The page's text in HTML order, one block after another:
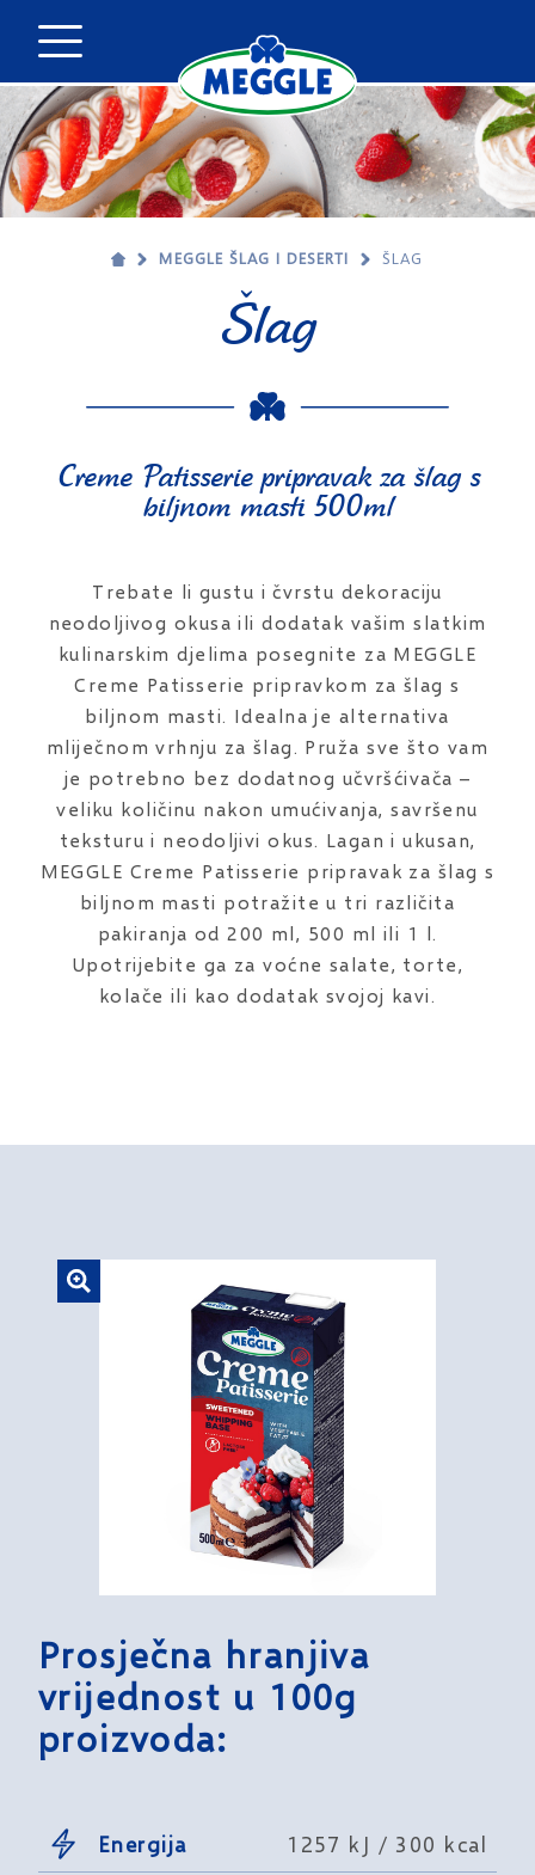
MEGGLE ŠLAG I DESERTI ŠLAG
Šlag
Creme Patisserie pripravak za šlag s
biljnom masti 500ml
Trebate li gustu i čvrstu dekoraciju
neodoljivog okusa ili dodatak vašim slatkim
kulinarskim djelima posegnite za MEGGLE
Creme Patisserie pripravkom za šlag s
biljnom masti. Idealna je alternativa
mliječnom vrhnju za šlag. Pruža sve što vam
je potrebno bez dodatnog učvršćivača –
veliku količinu nakon umućivanja, savršenu
teksturu i neodoljivi okus. Lagan i ukusan,
MEGGLE Creme Patisserie pripravak za šlag s
biljnom masti potražite u tri različita
pakiranja od 200 ml, 500 ml ili 1 l.
Upotrijebite ga za voćne salate, torte,
kolače ili kao dodatak svojoj kavi.
Prosječna hranjiva
vrijednost u 100g
proizvoda:
Energija 1257 kJ / 300 kcal